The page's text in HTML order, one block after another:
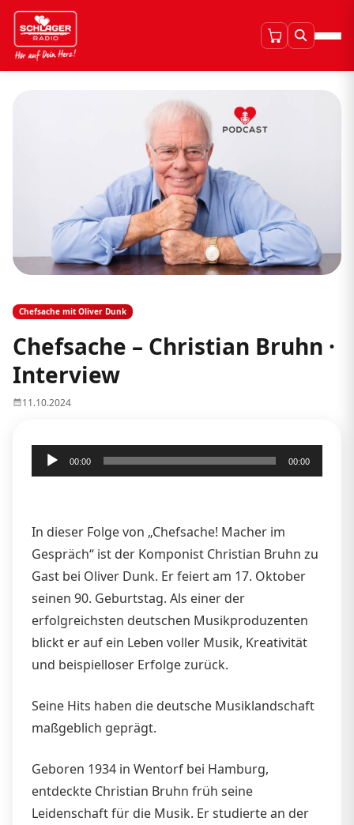
Chefsache mit Oliver Dunk
Chefsache – Christian Bruhn ·
Interview
11.10.2024
Audio-
Player
00:00 00:00
In dieser Folge von „Chefsache! Macher im
Gespräch“ ist der Komponist Christian Bruhn zu
Gast bei Oliver Dunk. Er feiert am 17. Oktober
seinen 90. Geburtstag. Als einer der
erfolgreichsten deutschen Musikproduzenten
blickt er auf ein Leben voller Musik, Kreativität
und beispielloser Erfolge zurück.
Seine Hits haben die deutsche Musiklandschaft
maßgeblich geprägt.
Geboren 1934 in Wentorf bei Hamburg,
entdeckte Christian Bruhn früh seine
Leidenschaft für die Musik. Er studierte an der